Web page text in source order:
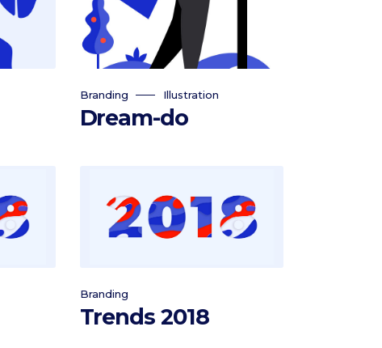
Branding Illustration
Dream-do
Branding
Trends 2018